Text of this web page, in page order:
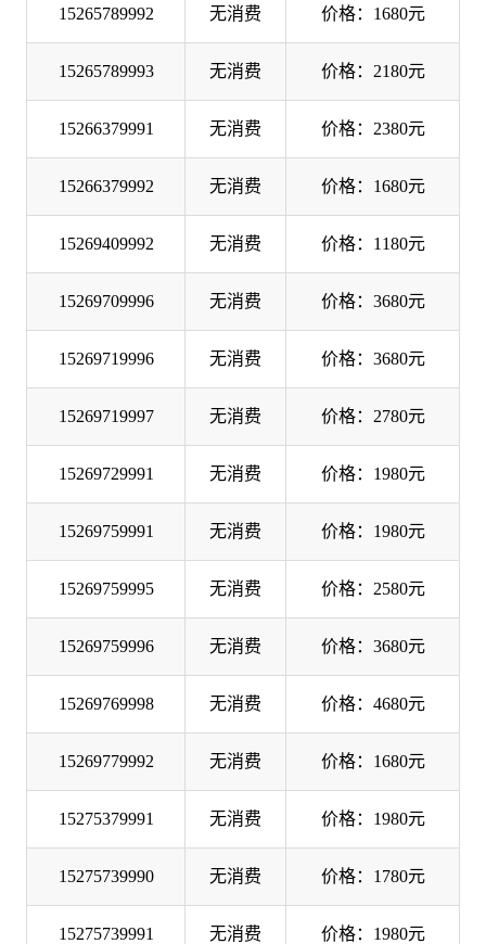
15265789992 无消费 价格：1680元
15265789993 无消费 价格：2180元
15266379991 无消费 价格：2380元
15266379992 无消费 价格：1680元
15269409992 无消费 价格：1180元
15269709996 无消费 价格：3680元
15269719996 无消费 价格：3680元
15269719997 无消费 价格：2780元
15269729991 无消费 价格：1980元
15269759991 无消费 价格：1980元
15269759995 无消费 价格：2580元
15269759996 无消费 价格：3680元
15269769998 无消费 价格：4680元
15269779992 无消费 价格：1680元
15275379991 无消费 价格：1980元
15275739990 无消费 价格：1780元
15275739991 无消费 价格：1980元